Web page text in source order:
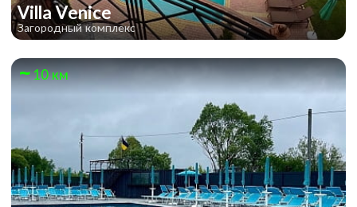
Villa Venice
Загородный комплекс
10 км